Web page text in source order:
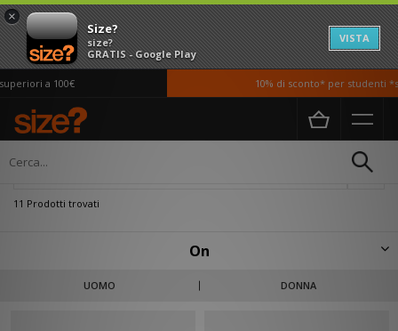
×
Size?
size?
GRATIS - Google Play
VISTA
a 100€ 10% di sconto* per studenti *si
Home Uomo
11 Prodotti trovati
On
UOMO DONNA
Nata fra le alpi svizzere, On nacque con un solo scopo: rivoluzionare il
mondo della corsa. L'idea era quella di creare qualcosa che permettesse